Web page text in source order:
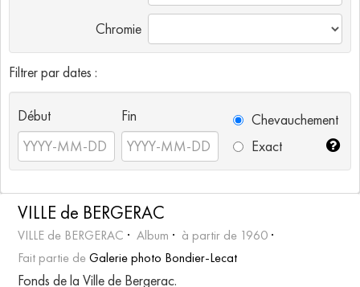
Chromie
Filtrer par dates :
Début Fin
Chevauchement
Exact
VILLE de BERGERAC
VILLE de BERGERAC Album
à partir de 1960
Fait partie deGalerie photo Bondier-Lecat
Fonds de la Ville de Bergerac.